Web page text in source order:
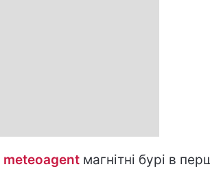
meteoagent магнітні бурі в